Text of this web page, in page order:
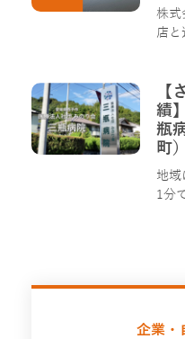
株式
店と
【
績
瓶
町）
地域
1分
企業・